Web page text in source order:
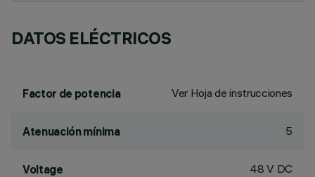
DATOS ELÉCTRICOS
Factor de potencia Ver Hoja de instrucciones
Atenuación mínima 5
Voltage 48 V DC